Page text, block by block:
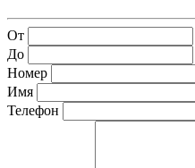
От
До
Номер
Имя
Телефон